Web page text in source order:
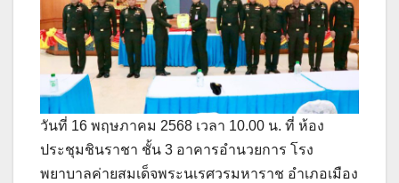
วันที่ 16 พฤษภาคม 2568 เวลา 10.00 น. ที่ ห้อง
ประชุมชินราชา ชั้น 3 อาคารอำนวยการ โรง
พยาบาลค่ายสมเด็จพระนเรศวรมหาราช อำเภอเมือง